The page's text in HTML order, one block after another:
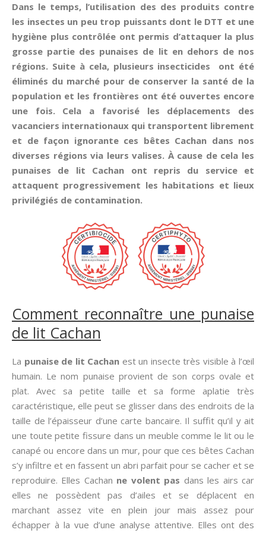
Dans le temps, l’utilisation des des produits contre
les insectes un peu trop puissants dont le DTT et une
hygiène plus contrôlée ont permis d’attaquer la plus
grosse partie des punaises de lit en dehors de nos
régions. Suite à cela, plusieurs insecticides ont été
éliminés du marché pour de conserver la santé de la
population et les frontières ont été ouvertes encore
une fois. Cela a favorisé les déplacements des
vacanciers internationaux qui transportent librement
et de façon ignorante ces bêtes Cachan dans nos
diverses régions via leurs valises. À cause de cela les
punaises de lit Cachan ont repris du service et
attaquent progressivement les habitations et lieux
privilégiés de contamination.
Comment reconnaître une punaise
de lit Cachan
La punaise de lit Cachan est un insecte très visible à l’œil
humain. Le nom punaise provient de son corps ovale et
plat. Avec sa petite taille et sa forme aplatie très
caractéristique, elle peut se glisser dans des endroits de la
taille de l’épaisseur d’une carte bancaire. Il suffit qu’il y ait
une toute petite fissure dans un meuble comme le lit ou le
canapé ou encore dans un mur, pour que ces bêtes Cachan
s’y infiltre et en fassent un abri parfait pour se cacher et se
reproduire. Elles Cachan ne volent pas dans les airs car
elles ne possèdent pas d’ailes et se déplacent en
marchant assez vite en plein jour mais assez pour
échapper à la vue d’une analyse attentive. Elles ont des